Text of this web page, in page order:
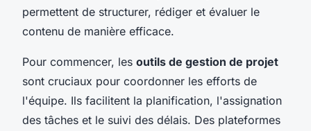
permettent de structurer, rédiger et évaluer le
contenu de manière efficace.
Pour commencer, les outils de gestion de projet
sont cruciaux pour coordonner les efforts de
l'équipe. Ils facilitent la planification, l'assignation
des tâches et le suivi des délais. Des plateformes